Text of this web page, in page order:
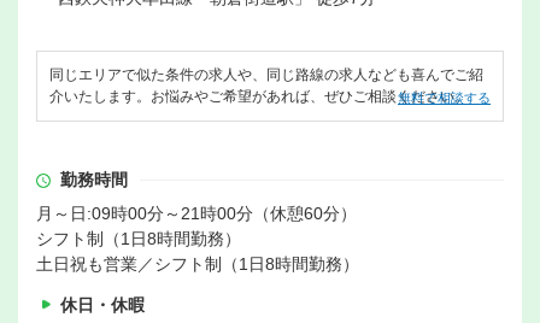
同じエリアで似た条件の求人や、同じ路線の求人なども喜んでご紹
介いたします。お悩みやご希望があれば、ぜひご相談ください。
無料で相談する
勤務時間
月～日:09時00分～21時00分（休憩60分）
シフト制（1日8時間勤務）
土日祝も営業／シフト制（1日8時間勤務）
休日・休暇